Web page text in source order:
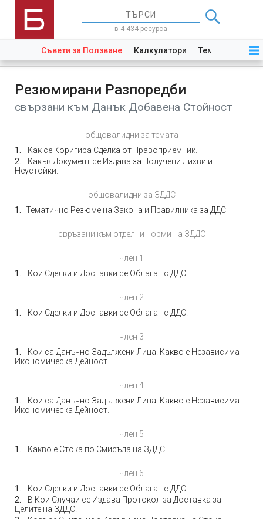
в 4 434 ресурса
Съвети за Ползване Калкулатори Теми Закони
Резюмирани Разпоредби
свързани към Данък Добавена Стойност
общовалидни за темата
Как се Коригира Сделка от Правоприемник.
Какъв Документ се Издава за Получени Лихви и
Неустойки.
общовалидни за ЗДДС
Тематично Резюме на Закона и Правилника за ДДС
свръзани към отделни норми на ЗДДС
член 1
Кои Сделки и Доставки се Облагат с ДДС.
член 2
Кои Сделки и Доставки се Облагат с ДДС.
член 3
Кои са Данъчно Задължени Лица. Какво е Независима
Икономическа Дейност.
член 4
Кои са Данъчно Задължени Лица. Какво е Независима
Икономическа Дейност.
член 5
Какво е Стока по Смисъла на ЗДДС.
член 6
Кои Сделки и Доставки се Облагат с ДДС.
В Кои Случаи се Издава Протокол за Доставка за
Целите на ЗДДС.